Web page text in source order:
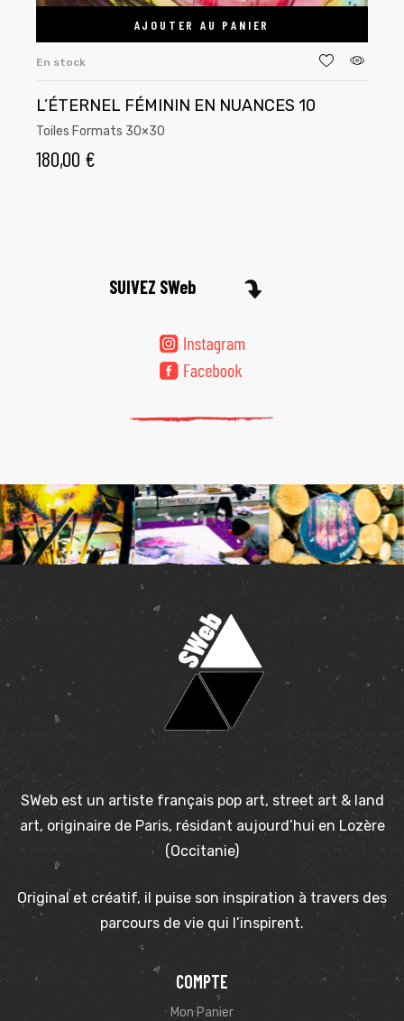
AJOUTER AU PANIER
En stock
L’ÉTERNEL FÉMININ EN NUANCES 10
Toiles Formats 30×30
180,00 €
SUIVEZ SWeb
SWeb est un artiste français pop art, street art & land
art, originaire de Paris, résidant aujourd’hui en Lozère
(Occitanie)
Original et créatif, il puise son inspiration à travers des
parcours de vie qui l’inspirent.
COMPTE
Mon Panier